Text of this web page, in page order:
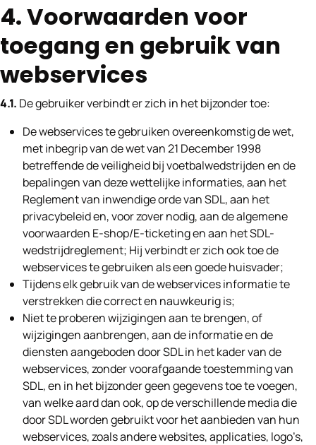
4. Voorwaarden voor
toegang en gebruik van
webservices
4.1. De gebruiker verbindt er zich in het bijzonder toe:
De webservices te gebruiken overeenkomstig de wet,
met inbegrip van de wet van 21 December 1998
betreffende de veiligheid bij voetbalwedstrijden en de
bepalingen van deze wettelijke informaties, aan het
Reglement van inwendige orde van SDL, aan het
privacybeleid en, voor zover nodig, aan de algemene
voorwaarden E-shop/E-ticketing en aan het SDL-
wedstrijdreglement; Hij verbindt er zich ook toe de
webservices te gebruiken als een goede huisvader;
Tijdens elk gebruik van de webservices informatie te
verstrekken die correct en nauwkeurig is;
Niet te proberen wijzigingen aan te brengen, of
wijzigingen aanbrengen, aan de informatie en de
diensten aangeboden door SDL in het kader van de
webservices, zonder voorafgaande toestemming van
SDL, en in het bijzonder geen gegevens toe te voegen,
van welke aard dan ook, op de verschillende media die
door SDL worden gebruikt voor het aanbieden van hun
webservices, zoals andere websites, applicaties, logo’s,